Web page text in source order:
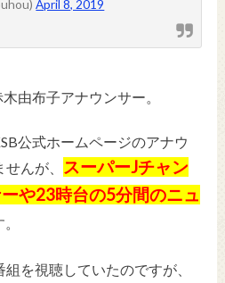
April 8, 2019
木由布子アナウンサー。
公式ホームページのアナウ
んが、 スーパーJチャン
や23時台の5分間のニュ
を視聴していたのですが、